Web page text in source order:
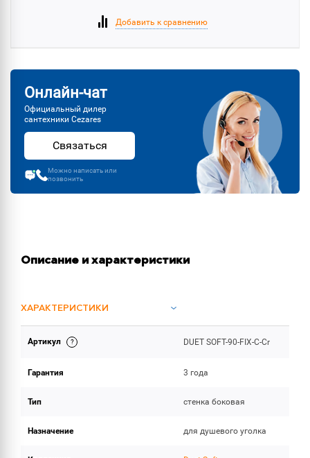
Добавить к сравнению
Онлайн-чат
Официальный дилер
сантехники Cezares
Связаться
Можно написать или
позвонить
Описание и характеристики
ХАРАКТЕРИСТИКИ
ОБЪЕМ ПОСТАВКИ
Артикул DUET SOFT-90-FIX-C-Cr
Гарантия 3 года
Тип стенка боковая
Назначение для душевого уголка